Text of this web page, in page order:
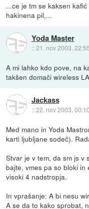
...ce je tm se kaksen
hakinena pil,...
Yoda Master
::21. nov 2003, 22:55
A mi lahko kdo pove, na
takšen domači wireless
Jackass
::22. nov 2003, 00:10
Med mano in Yoda
karti ljubljane sodeč).
Stvar je v tem, da sm js v
bajte, vmes pa so bloki
visoki 4 nadstropja.
In vprašanje: A bi nesu
A se da to kako sprobat,